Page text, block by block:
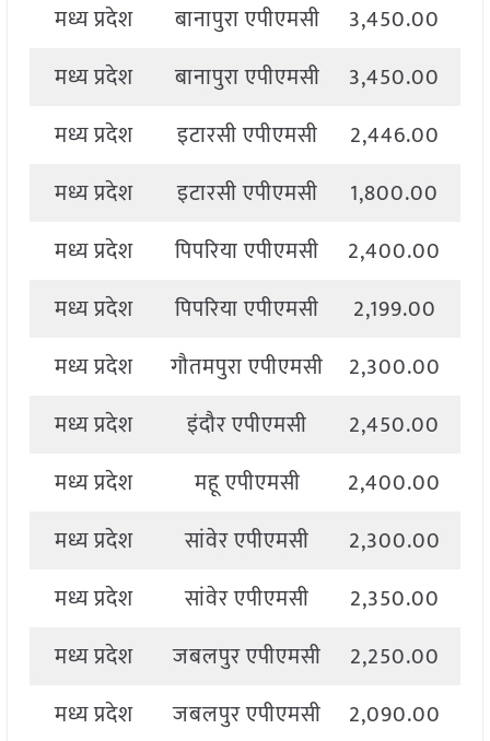
मध्य प्रदेश बानापुरा एपीएमसी 3,450.00
मध्य प्रदेश
बानापुरा एपीएमसी 3,450.00
मध्य प्रदेश
इटारसी एपीएमसी 2,446.00
मध्य प्रदेश
इटारसी एपीएमसी 1,800.00
मध्य प्रदेश
पिपरिया एपीएमसी 2,400.00
मध्य प्रदेश
पिपरिया एपीएमसी 2,199.00
मध्य प्रदेश
गौतमपुरा एपीएमसी 2,300.00
मध्य प्रदेश
इंदौर एपीएमसी 2,450.00
मध्य प्रदेश
महू एपीएमसी 2,400.00
मध्य प्रदेश
सांवेर एपीएमसी 2,300.00
मध्य प्रदेश
सांवेर एपीएमसी 2,350.00
मध्य प्रदेश
जबलपुर एपीएमसी 2,250.00
मध्य प्रदेश
जबलपुर एपीएमसी 2,090.00